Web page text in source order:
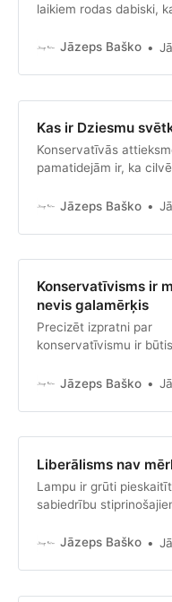
laikiem rodas dabiski,
atminamies labāko no
Jāzeps Baško
Kas ir Dziesmu
Konservatīvās
pamatidejām ir, ka
piedzimst savu
vienkārši nav dotas, jo
izdarītas pirms viņa.
Jāzeps Baško
Konservatīvisms ir
nevis galamērķis
Precizēt izpratni par
konservatīvismu ir
partiju vai kas grib
tāda).
Jāzeps Baško
Liberālisms nav
Lampu ir grūti
sabiedrību
eksistē sarunu
plurālismu un veco
Jāzeps Baško